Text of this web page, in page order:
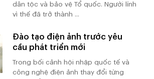
dân tộc và bảo vệ Tổ quốc. Người lính
vì thế đã trở thành ...
Đào tạo điện ảnh trước yêu
cầu phát triển mới
Trong bối cảnh hội nhập quốc tế và
công nghệ điện ảnh thay đổi từng